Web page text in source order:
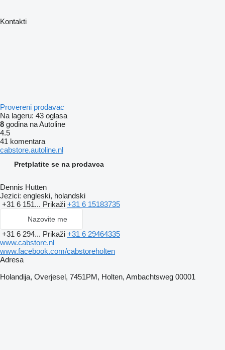
Kontakti
Provereni prodavac
Na lageru: 43 oglasa
8 godina na Autoline
4.5
41 komentara
cabstore.autoline.nl
Pretplatite se na prodavca
Dennis Hutten
Jezici: engleski, holandski
+31 6 151... Prikaži +31 6 15183735
Nazovite me
+31 6 294... Prikaži +31 6 29464335
www.cabstore.nl
www.facebook.com/cabstoreholten
Adresa
Holandija, Overjesel, 7451PM, Holten, Ambachtsweg 00001